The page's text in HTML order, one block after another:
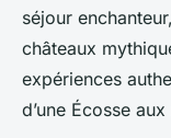
séjour
châteaux
expériences
d’une Écosse